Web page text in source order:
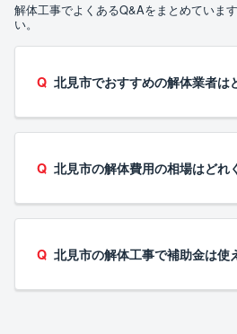
解体工事でよくあるQ&Aをまとめていま
い。
北見市でおすすめの解体業者は
北見市の解体費用の相場はどれ
北見市の解体工事で補助金は使